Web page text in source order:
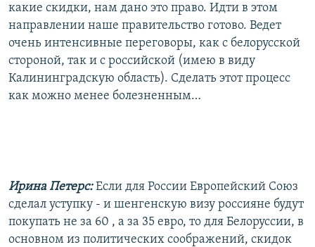
какие скидки, нам дано это право. Идти в этом
направлении наше правительство готово. Ведет
очень интенсивные переговоры, как с белорусской
стороной, так и с российской (имею в виду
Калининградскую область). Сделать этот процесс
как можно менее болезненным…
Ирина Петерс:Если для России Европейский Союз
сделал уступку - и шенгенскую визу россияне будут
покупать не за 60 , а за 35 евро, то для Белоруссии, в
основном из политических соображений, скидок